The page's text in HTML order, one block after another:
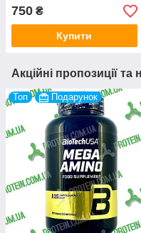
750 ₴
Купити
Акційні пропозиції та
Топ Подарунок